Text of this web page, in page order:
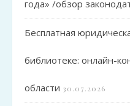
года» /обзор
Бесплатная
библиотеке: онлайн-
области 30.07.2026